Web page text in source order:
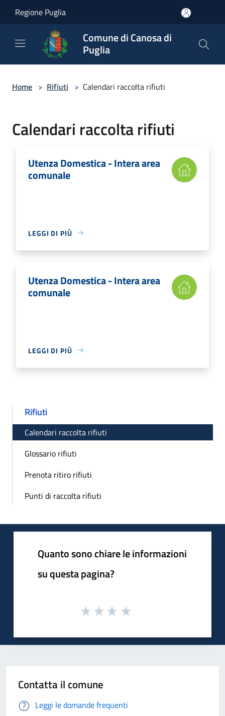
Regione Puglia
Comune di Canosa di
Puglia
Home > Rifiuti > Calendari raccolta rifiuti
Calendari raccolta rifiuti
Utenza Domestica - Intera area
comunale
LEGGI DI PIÙ
Utenza Domestica - Intera area
comunale
LEGGI DI PIÙ
Rifiuti
Calendari raccolta rifiuti
Glossario rifiuti
Prenota ritiro rifiuti
Punti di raccolta rifiuti
Quanto sono chiare le informazioni
su questa pagina?
Contatta il comune
Leggi le domande frequenti